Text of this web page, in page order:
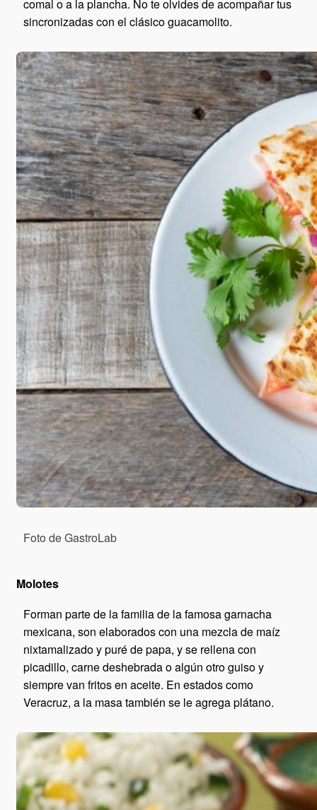
comal o a la plancha. No te olvides de acompañar tus
sincronizadas con el clásico guacamolito.
Foto de GastroLab
Molotes
Forman parte de la familia de la famosa garnacha
mexicana, son elaborados con una mezcla de maíz
nixtamalizado y puré de papa, y se rellena con
picadillo, carne deshebrada o algún otro guiso y
siempre van fritos en aceite. En estados como
Veracruz, a la masa también se le agrega plátano.